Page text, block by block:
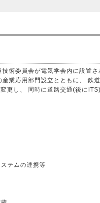
術委員会が電気学会内に設置さ
業応用部門設立とともに、 鉄
更し、 同時に道路交通(後に
システムの連携等